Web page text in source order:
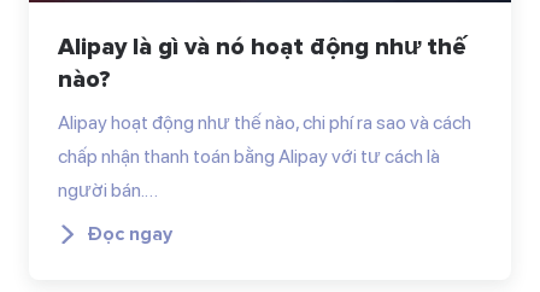
Alipay là gì và nó hoạt động như thế
nào?
Alipay hoạt động như thế nào, chi phí ra sao và cách
chấp nhận thanh toán bằng Alipay với tư cách là
người bán.…
Đọc ngay